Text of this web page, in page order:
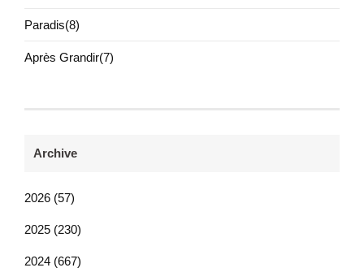
Paradis(8)
Après Grandir(7)
Archive
2026 (57)
2025 (230)
2024 (667)